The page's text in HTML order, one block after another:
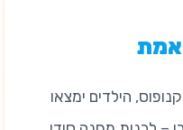
הילדים ימצאו